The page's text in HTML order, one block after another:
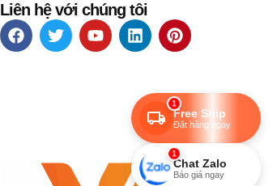
Liên hệ với chúng tôi
1
Free Ship
Đặt hàng ngay
1
Chat Zalo
Báo giá ngay